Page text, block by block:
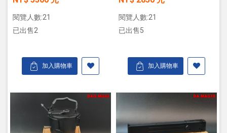
閱覽人數:21
已出售2
加入購物車
閱覽人數:21
已出售5
加入購物車